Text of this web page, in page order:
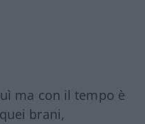
ma con il tempo è
brani,